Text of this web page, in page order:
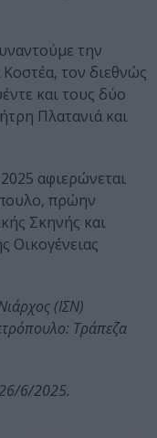
την
τον διεθνώς
και τους δύο
Πλατανιά και
αφιερώνεται
πρώην
Σκηνής και
Οικογένειας
(ΙΣΝ)
Τράπεζα
6/2025.